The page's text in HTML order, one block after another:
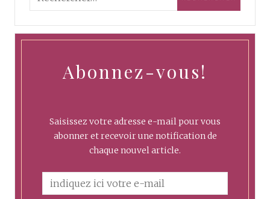
Abonnez-vous!
Saisissez votre adresse e-mail pour vous
abonner et recevoir une notification de
chaque nouvel article.